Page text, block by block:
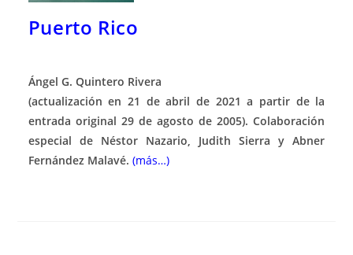
Puerto Rico
Ángel G. Quintero Rivera
(actualización en 21 de abril de 2021 a partir de la
entrada original 29 de agosto de 2005). Colaboración
especial de Néstor Nazario, Judith Sierra y Abner
Fernández Malavé. (más…)